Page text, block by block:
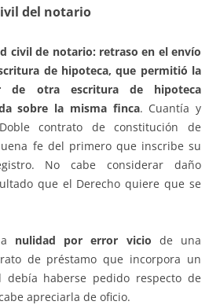
del notario
civil de notario: retraso en el envío
de hipoteca, que permitió la
de otra escritura de hipoteca
sobre la misma finca. Cuantía y
contrato de constitución de
fe del primero que inscribe su
No cabe considerar daño
que el Derecho quiere que se
nulidad por error vicio de una
de préstamo que incorpora un
debía haberse pedido respecto de
apreciarla de oficio.